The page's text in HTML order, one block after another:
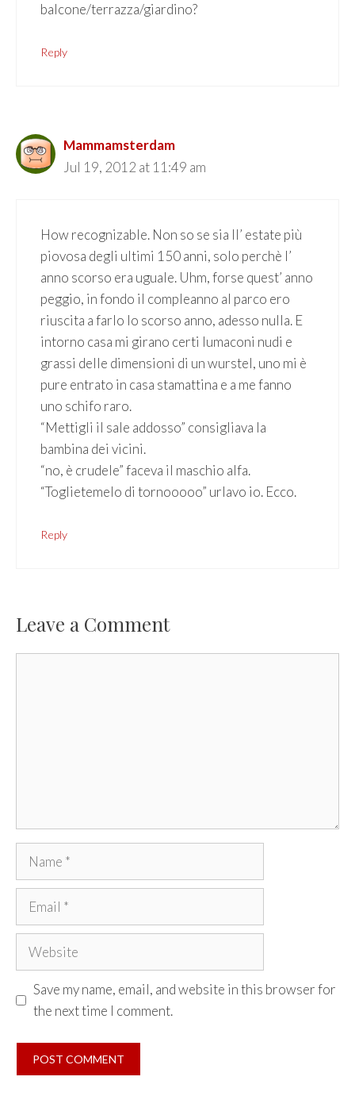
balcone/terrazza/giardino?
Reply
Mammamsterdam
Jul 19, 2012 at 11:49 am
How recognizable. Non so se sia ll’ estate più
piovosa degli ultimi 150 anni, solo perchè l’
anno scorso era uguale. Uhm, forse quest’ anno
peggio, in fondo il compleanno al parco ero
riuscita a farlo lo scorso anno, adesso nulla. E
intorno casa mi girano certi lumaconi nudi e
grassi delle dimensioni di un wurstel, uno mi è
pure entrato in casa stamattina e a me fanno
uno schifo raro.
“Mettigli il sale addosso” consigliava la
bambina dei vicini.
“no, è crudele” faceva il maschio alfa.
“Toglietemelo di tornooooo” urlavo io. Ecco.
Reply
Leave a Comment
Name
Email
Website
Save my name, email, and website in this browser for
the next time I comment.